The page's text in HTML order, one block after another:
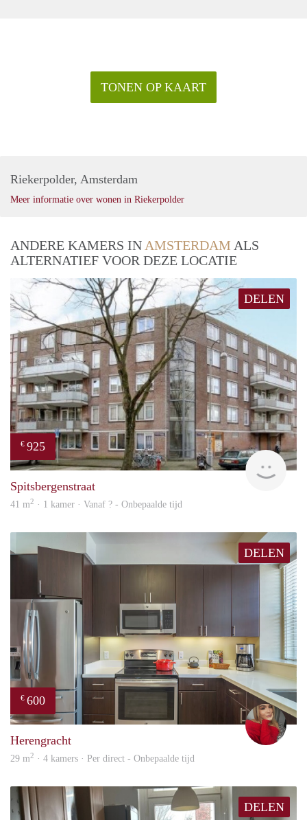
TONEN OP KAART
Riekerpolder, Amsterdam
Meer informatie over wonen in Riekerpolder
ANDERE KAMERS IN AMSTERDAM ALS
ALTERNATIEF VOOR DEZE LOCATIE
DELEN
€ 925
Spitsbergenstraat
41 m2 · 1 kamer · Vanaf ? - Onbepaalde tijd
DELEN
€ 600
fenne
Herengracht
29 m2 · 4 kamers · Per direct - Onbepaalde tijd
DELEN